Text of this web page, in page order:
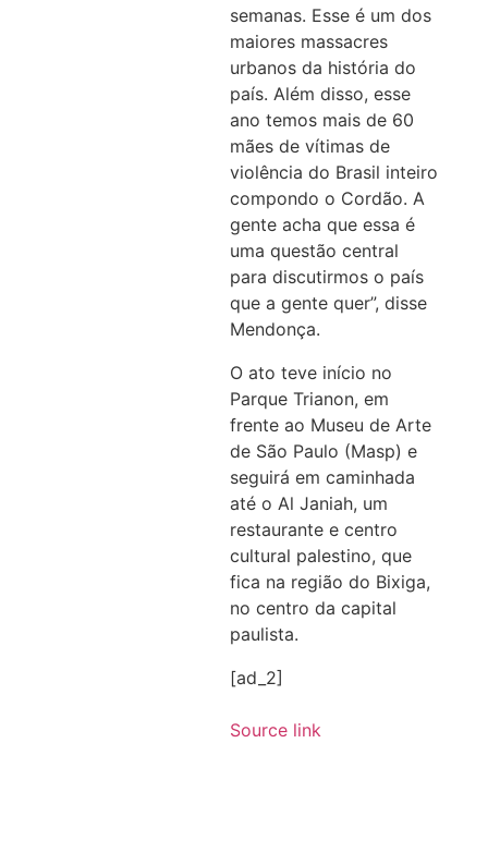
semanas. Esse é um dos
maiores massacres
urbanos da história do
país. Além disso, esse
ano temos mais de 60
mães de vítimas de
violência do Brasil inteiro
compondo o Cordão. A
gente acha que essa é
uma questão central
para discutirmos o país
que a gente quer”, disse
Mendonça.
O ato teve início no
Parque Trianon, em
frente ao Museu de Arte
de São Paulo (Masp) e
seguirá em caminhada
até o Al Janiah, um
restaurante e centro
cultural palestino, que
fica na região do Bixiga,
no centro da capital
paulista.
[ad_2]
Source link